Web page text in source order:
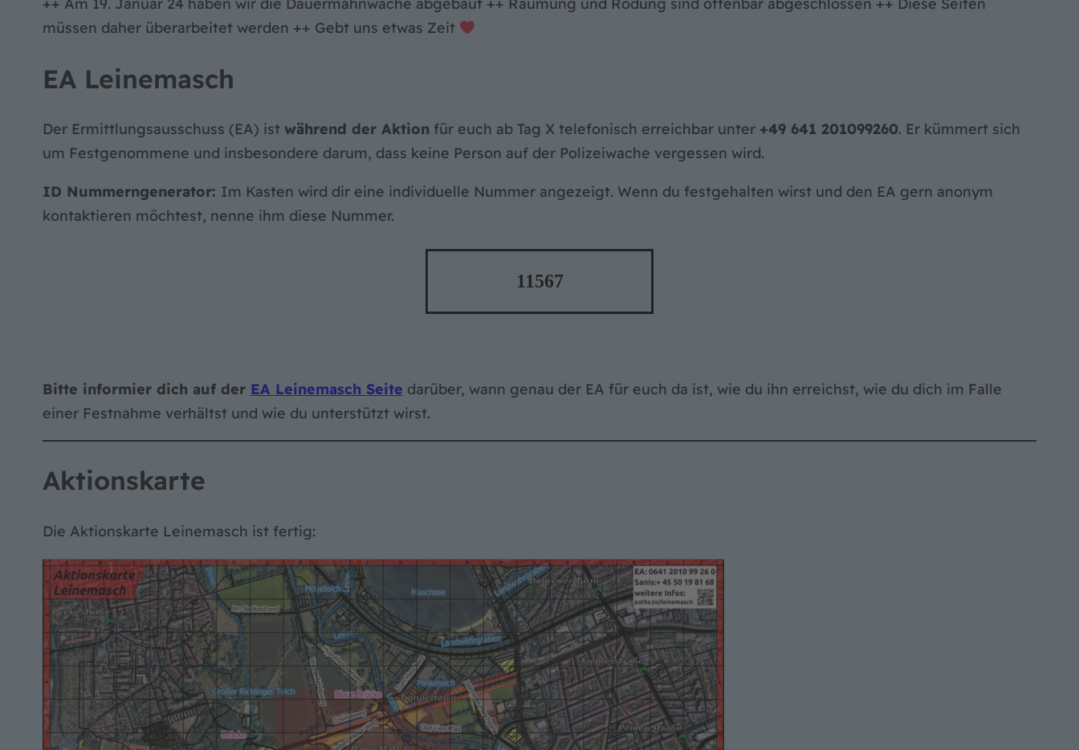
++ Am 19. Januar 24 haben wir die Dauermahnwache abgebaut ++ Räumung und Rodung sind offenbar abgeschlossen ++ Diese Seiten
müssen daher überarbeitet werden ++ Gebt uns etwas Zeit
EA Leinemasch
Der Ermittlungsausschuss (EA) ist während der Aktion für euch ab Tag X telefonisch erreichbar unter +49 641 201099260. Er kümmert sich
um Festgenommene und insbesondere darum, dass keine Person auf der Polizeiwache vergessen wird.
ID Nummerngenerator: Im Kasten wird dir eine individuelle Nummer angezeigt. Wenn du festgehalten wirst und den EA gern anonym
kontaktieren möchtest, nenne ihm diese Nummer.
Bitte informier dich auf der EA Leinemasch Seite darüber, wann genau der EA für euch da ist, wie du ihn erreichst, wie du dich im Falle
einer Festnahme verhältst und wie du unterstützt wirst.
Aktionskarte
Die Aktionskarte Leinemasch ist fertig: